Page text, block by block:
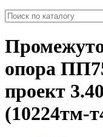
опора
проект
(10224тм-